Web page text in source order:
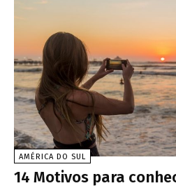
AMÉRICA DO SUL
14 Motivos para